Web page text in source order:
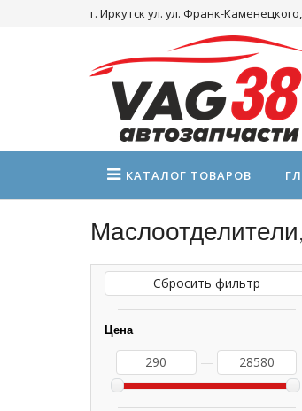
г. Иркутск ул. ул. Франк-
КАТАЛОГ ТОВАРОВ
Сбросить фильтр
Цена
—